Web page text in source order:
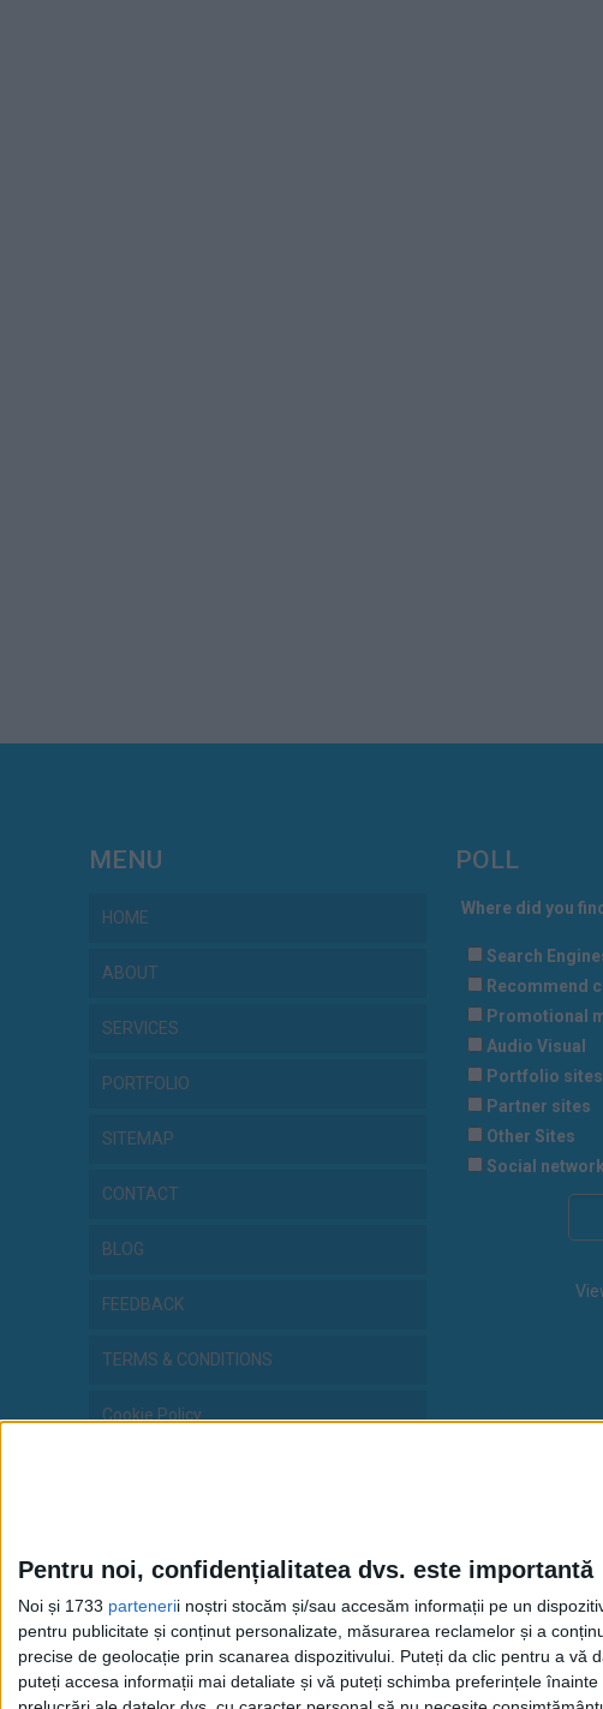
Pentru noi, confidențialitatea dvs. este importantă
Noi și 1733 partenerii noștri stocăm și/sau accesăm informații pe un
pentru publicitate și conținut personalizate, măsurarea reclamelor și a
precise de geolocație prin scanarea dispozitivului. Puteți da clic pentru a
puteți accesa informații mai detaliate și vă puteți schimba preferințele
MENU
HOME
ABOUT
SERVICES
PORTFOLIO
SITEMAP
CONTACT
BLOG
FEEDBACK
TERMS & CONDITIONS
Cookie Policy
POLL
Where did you
Search
Recommend
Promotional
Audio Visual
Portfolio sites
Partner sites
Other Sites
Social